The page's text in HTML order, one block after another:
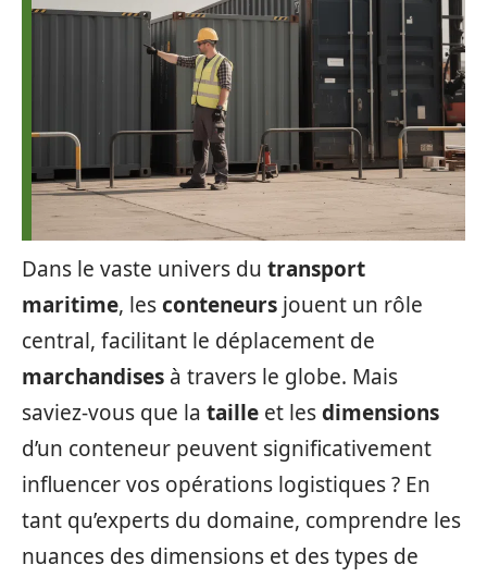
Dans le vaste univers du transport
maritime, lesconteneurs jouent un rôle
central, facilitant le déplacement de
marchandises à travers le globe. Mais
saviez-vous que la taille et lesdimensions
d’un conteneur peuvent significativement
influencer vos opérations logistiques ? En
tant qu’experts du domaine, comprendre les
nuances des dimensions et des types de